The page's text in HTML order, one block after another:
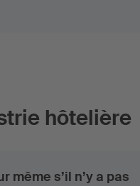
hôtelière
s’il n’y a pas